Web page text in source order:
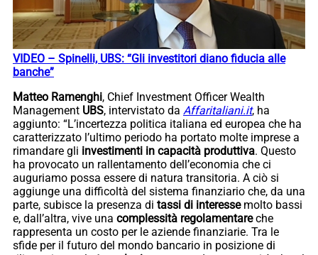
VIDEO – Spinelli, UBS: “Gli investitori diano fiducia alle
banche”
Matteo Ramenghi, Chief Investment Officer Wealth
Management UBS, intervistato da Affaritaliani.it, ha
aggiunto: “L’incertezza politica italiana ed europea che ha
caratterizzato l’ultimo periodo ha portato molte imprese a
rimandare gli investimenti in capacità produttiva. Questo
ha provocato un rallentamento dell’economia che ci
auguriamo possa essere di natura transitoria. A ciò si
aggiunge una difficoltà del sistema finanziario che, da una
parte, subisce la presenza di tassi di interessemolto bassi
e, dall’altra, vive una complessità regolamentareche
rappresenta un costo per le aziende finanziarie. Tra le
sfide per il futuro del mondo bancario in posizione di